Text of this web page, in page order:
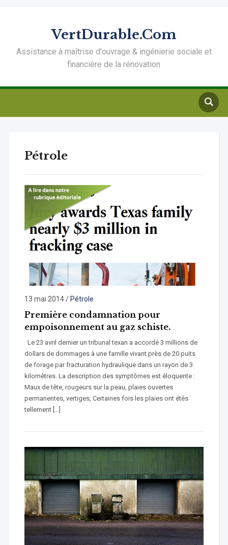
VertDurable.Com
Assistance à maîtrise d'ouvrage & ingénierie sociale et
financière de la rénovation
Pétrole
13 mai 2014/ Pétrole
Première condamnation pour
empoisonnement au gaz schiste.
Le 23 avril dernier un tribunal texan a accordé 3 millions de
dollars de dommages à une famille vivant près de 20 puits
de forage par fracturation hydraulique dans un rayon de 3
kilomètres. La description des symptômes est éloquente :
Maux de tête, rougeurs sur la peau, plaies ouvertes
permanentes, vertiges, Certaines fois les plaies ont étés
tellement […]